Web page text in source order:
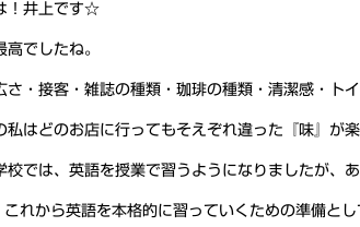
！井上です☆
高でしたね。
さ・接客・雑誌の種類・珈琲の種類・清潔感・ト
私はどのお店に行ってもそえぞれ違った『味』が
校では、英語を授業で習うようになりましたが、
れから英語を本格的に習っていくための準備とし